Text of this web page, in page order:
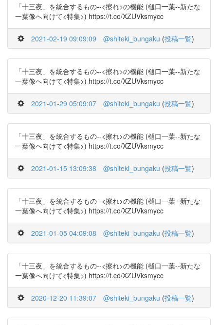
「十三夜」を統合するもの--<擦れ>の機能 (樋口一葉--新たな
一葉像へ向けて<特集>) https://t.co/XZUVksmycc
2021-02-19 09:09:09 @shiteki_bungaku (投稿一覧)
「十三夜」を統合するもの--<擦れ>の機能 (樋口一葉--新たな
一葉像へ向けて<特集>) https://t.co/XZUVksmycc
2021-01-29 05:09:07 @shiteki_bungaku (投稿一覧)
「十三夜」を統合するもの--<擦れ>の機能 (樋口一葉--新たな
一葉像へ向けて<特集>) https://t.co/XZUVksmycc
2021-01-15 13:09:38 @shiteki_bungaku (投稿一覧)
「十三夜」を統合するもの--<擦れ>の機能 (樋口一葉--新たな
一葉像へ向けて<特集>) https://t.co/XZUVksmycc
2021-01-05 04:09:08 @shiteki_bungaku (投稿一覧)
「十三夜」を統合するもの--<擦れ>の機能 (樋口一葉--新たな
一葉像へ向けて<特集>) https://t.co/XZUVksmycc
2020-12-20 11:39:07 @shiteki_bungaku (投稿一覧)